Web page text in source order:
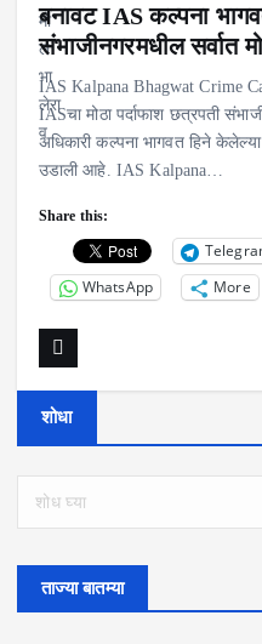
बनावट IAS कल्पना
संभाजीनगरमधील सर्वात
IAS Kalpana Bhagwat Crime
IASचा मोठा पर्दाफाश छत्रपती
अधिकारी कल्पना भागवत हिने
उडाली आहे. IAS Kalpana…
Share this:
WhatsApp
More
शोधा
ताज्या बातम्या